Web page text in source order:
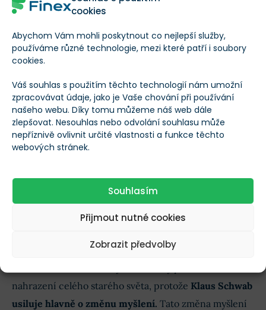
cookies
Abychom Vám mohli poskytnout co nejlepší služby,
používáme různé technologie, mezi které patří i soubory
cookies.
Váš souhlas s použitím těchto technologií nám umožní
zpracovávat údaje, jako je Vaše chování při používání
našeho webu. Díky tomu můžeme náš web dále
zlepšovat. Nesouhlas nebo odvolání souhlasu může
nepříznivě ovlivnit určité vlastnosti a funkce těchto
webových stránek.
Souhlasím
Přijmout nutné cookies
Zobrazit předvolby
konkrétní podobu.
Na základě jeho knihy by se
velký reset dal definovat jako
restrukturalizace myšlenek,
institucí, procesů a aktuálních
pravidel.
příležitost pro substanciální
přeměnu společnosti.
Nebude se jednat o experimentální reformy, které
nahrazení celého starého světa, protože Klaus Schwab
usiluje hlavně o změnu myšlení. Tato změna myšlení